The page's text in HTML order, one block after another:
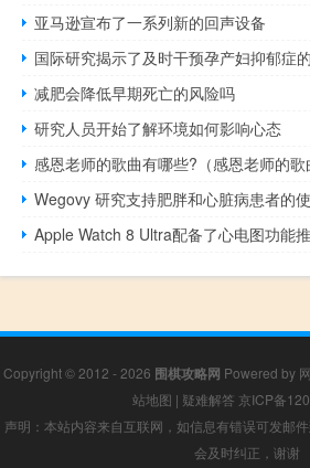
亚马逊宣布了一系列新的回声设备
国际研究揭示了及时干预孕产妇抑郁症
减肥会降低早期死亡的风险吗
研究人员开始了解环境如何影响心态
感恩老师的歌曲有哪些?（感恩老师的歌
Wegovy 研究支持肥胖和心脏病患者的
Apple Watch 8 Ultra配备了心电图功能
Copyright © 2012 - 2026 围棋攻略网 Powered by
站地图 | 疑难解答 京ICP备
声明：本站内容来自互联网，如信息有错误可发邮
会及时纠正，谢谢